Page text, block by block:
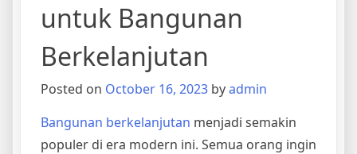
untuk Bangunan
Berkelanjutan
Posted on October 16, 2023 byadmin
Bangunan berkelanjutan menjadi semakin
populer di era modern ini. Semua orang ingin